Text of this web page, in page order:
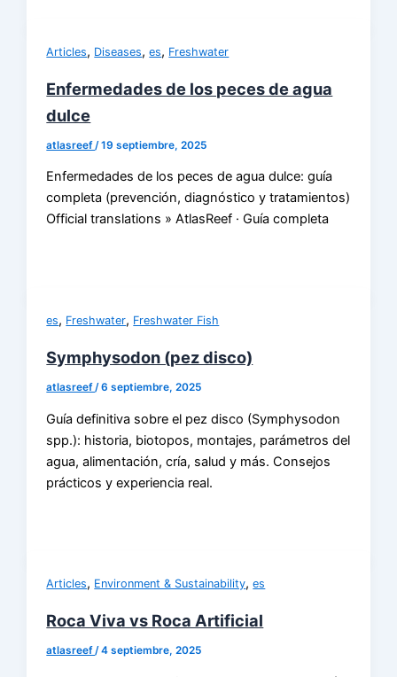
Articles, Diseases,es, Freshwater
Enfermedades de los peces de agua
dulce
atlasreef/19 septiembre, 2025
Enfermedades de los peces de agua dulce: guía
completa (prevención, diagnóstico y tratamientos)
Official translations » AtlasReef · Guía completa
es, Freshwater, Freshwater Fish
Symphysodon (pez disco)
atlasreef/6 septiembre, 2025
Guía definitiva sobre el pez disco (Symphysodon
spp.): historia, biotopos, montajes, parámetros del
agua, alimentación, cría, salud y más. Consejos
prácticos y experiencia real.
Articles, Environment & Sustainability,es
Roca Viva vs Roca Artificial
atlasreef/4 septiembre, 2025